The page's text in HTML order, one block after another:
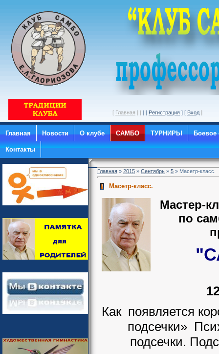
[ Главная ] [ ] [ Регистрация ] [ Вход
Главная Новости О клубе САМБО ТУРНИРЫ Боевое
Контакты
Главная » 2015 » Сентябрь » 5 » Масетр-класс.
Масетр-класс.
Мастер-
по
Как появляется
подсечки»
подсечки.